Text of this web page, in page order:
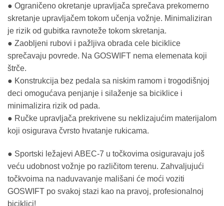
● Ograničeno okretanje upravljača sprečava prekomerno
skretanje upravljačem tokom učenja vožnje. Minimaliziran
je rizik od gubitka ravnoteže tokom skretanja.
● Zaobljeni rubovi i pažljiva obrada cele biciklice
sprečavaju povrede. Na GOSWIFT nema elemenata koji
štrče.
● Konstrukcija bez pedala sa niskim ramom i trogodišnjoj
deci omogućava penjanje i silaženje sa biciklice i
minimalizira rizik od pada.
● Ručke upravljača prekrivene su neklizajućim materijalom
koji osigurava čvrsto hvatanje rukicama.
● Sportski ležajevi ABEC-7 u točkovima osiguravaju još
veću udobnost vožnje po različitom terenu. Zahvaljujući
točkvoima na naduvavanje mališani će moći voziti
GOSWIFT po svakoj stazi kao na pravoj, profesionalnoj
biciklici!